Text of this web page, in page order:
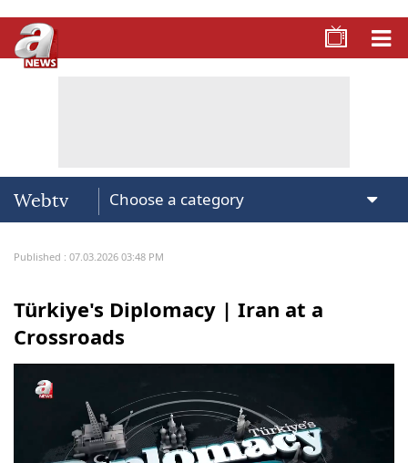
Webtv
Published : 07.03.2026 03:48 PM
Türkiye's Diplomacy | Iran at a
Crossroads